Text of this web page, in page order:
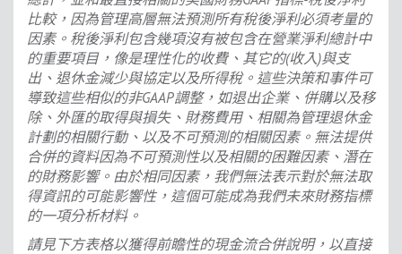
比較，因為管理高層無法預測所有稅後淨利必須考量的
因素。稅後淨利包含幾項沒有被包含在營業淨利總計中
的重要項目，像是理性化的收費、其它的(收入)與支
出、退休金減少與協定以及所得稅。這些決策和事件可
導致這些相似的非GAAP調整，如退出企業、併購以及移
除、外匯的取得與損失、財務費用、相關為管理退休金
計劃的相關行動、以及不可預測的相關因素。無法提供
合併的資料因為不可預測性以及相關的困難因素、潛在
的財務影響。由於相同因素，我們無法表示對於無法取
得資訊的可能影響性，這個可能成為我們未來財務指標
的一項分析材料。
請見下方表格以獲得前瞻性的現金流合併說明，以直接